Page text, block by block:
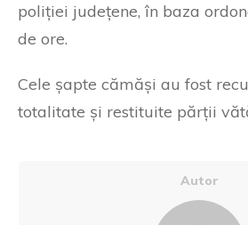
poliției județene, în baza
de ore.
Cele șapte cămăși au fost
totalitate și restituite părții
Autor